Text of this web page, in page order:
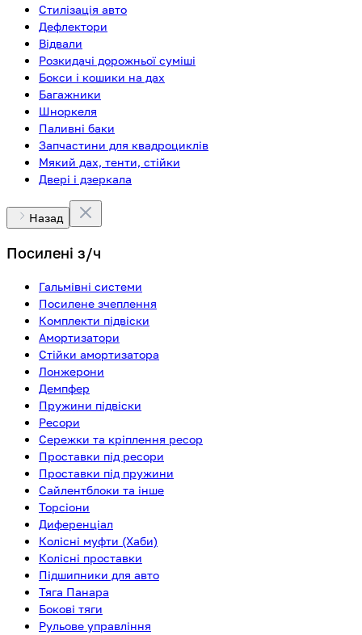
Стилізація авто
Дефлектори
Відвали
Розкидачі дорожньої суміші
Бокси і кошики на дах
Багажники
Шноркеля
Паливні баки
Запчастини для квадроциклів
Мякий дах, тенти, стійки
Двері і дзеркала
Назад
Посилені з/ч
Гальмівні системи
Посилене зчеплення
Комплекти підвіски
Амортизатори
Стійки амортизатора
Лонжерони
Демпфер
Пружини підвіски
Ресори
Сережки та кріплення ресор
Проставки під ресори
Проставки під пружини
Сайлентблоки та інше
Торсіони
Диференціал
Колісні муфти (Хаби)
Колісні проставки
Підшипники для авто
Тяга Панара
Бокові тяги
Рульове управління